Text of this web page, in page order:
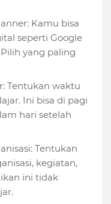
Kamu bisa
seperti Google
yang paling
Tentukan waktu
Ini bisa di pagi
hari setelah
Tentukan
kegiatan,
ini tidak